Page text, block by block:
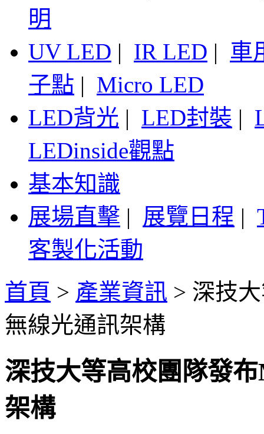
明
UV LED | IR LED | 車
子點 | Micro LED
LED背光 | LED封裝 |
LEDinside觀點
基本知識
展場直擊 | 展覽日程 |
客製化活動
首頁 > 產業資訊 > 深技
無線光通訊架構
深技大等高校團隊發
架構